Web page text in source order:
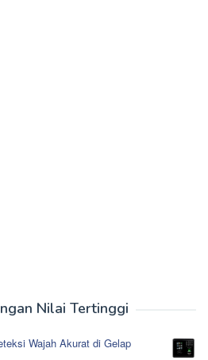
Nilai Tertinggi
Wajah Akurat di Gelap